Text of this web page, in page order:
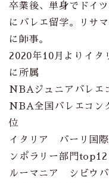
卒業後、単身でドイ
にバレエ留学。リサ
に師事。
2020年10月よりイタ
に所属
NBAジュニアバレエ
NBA全国バレエコン
位
イタリア バーリ国際
ンポラリー部門top12
ルーマニア シビウバ